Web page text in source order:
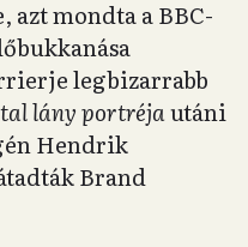
azt mondta a BBC-
legbizarrabb
lány portréjautáni
Hendrik
Brand